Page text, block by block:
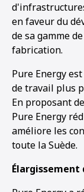
en faveur du
de sa gamme
fabrication.
Pure Energy
de travail plus
En proposant
Pure Energy
améliore les
toute la Suède.
Élargissement